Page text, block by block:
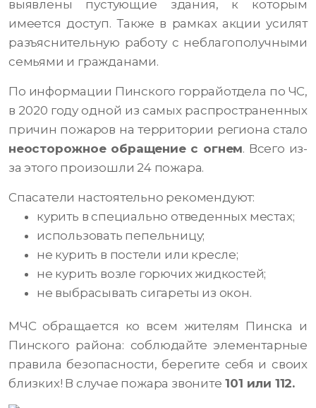
выявлены пустующие здания, к которым
имеется доступ. Также в рамках акции усилят
разъяснительную работу с неблагополучными
семьями и гражданами.
По информации Пинского горрайотдела по ЧС,
в 2020 году одной из самых распространенных
причин пожаров на территории региона стало
неосторожное обращение с огнем. Всего из-
за этого произошли 24 пожара.
Спасатели настоятельно рекомендуют:
курить в специально отведенных местах;
использовать пепельницу;
не курить в постели или кресле;
не курить возле горючих жидкостей;
не выбрасывать сигареты из окон.
МЧС обращается ко всем жителям Пинска и
Пинского района: соблюдайте элементарные
правила безопасности, берегите себя и своих
близких! В случае пожара звоните 101 или 112.